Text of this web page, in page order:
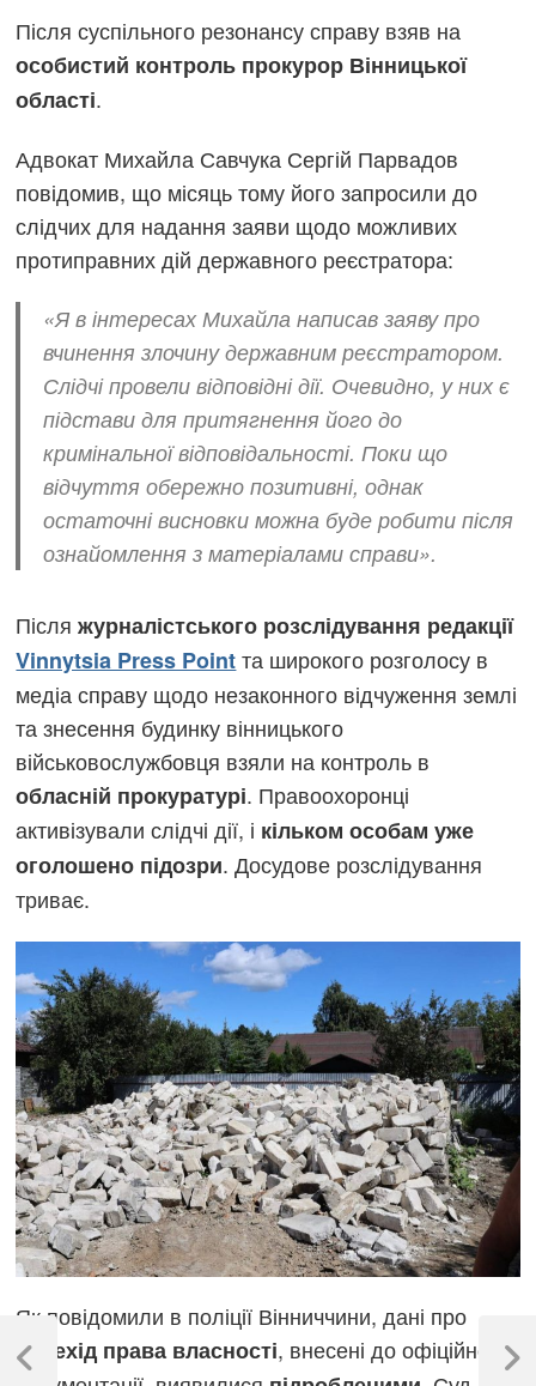
Після суспільного резонансу справу взяв на
особистий контроль прокурор Вінницької
області.
Адвокат Михайла Савчука Сергій Парвадов
повідомив, що місяць тому його запросили до
слідчих для надання заяви щодо можливих
протиправних дій державного реєстратора:
«Я в інтересах Михайла написав заяву про
вчинення злочину державним реєстратором.
Слідчі провели відповідні дії. Очевидно, у них є
підстави для притягнення його до
кримінальної відповідальності. Поки що
відчуття обережно позитивні, однак
остаточні висновки можна буде робити після
ознайомлення з матеріалами справи».
Післяжурналістського розслідування редакції
Vinnytsia Press Pointта широкого розголосу в
медіа справу щодо незаконного відчуження землі
та знесення будинку вінницького
військовослужбовця взяли на контроль в
обласній прокуратурі. Правоохоронці
активізували слідчі дії, і кільком особам уже
оголошено підозри. Досудове розслідування
триває.
Як повідомили в поліції Вінниччини, дані про
перехід права власності, внесені до офіційної
Навігація
записів
Previous
Next